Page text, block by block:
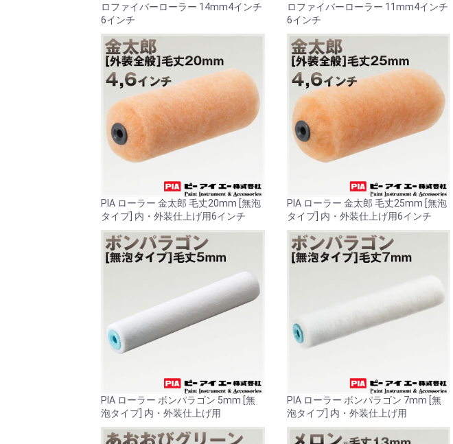
ロファイバーローラー 14mm4インチ
6インチ
ロファイバーローラー 11mm4インチ
6インチ
PIA ローラー 金太郎 毛丈20mm [無泡
タイプ] 内・外装仕上げ用6インチ
PIA ローラー 金太郎 毛丈25mm [無泡
タイプ] 内・外装仕上げ用6インチ
PIA ローラー ボンパラゴン 5mm [無
泡タイプ] 内・外装仕上げ用
PIA ローラー ボンパラゴン 7mm [無
泡タイプ] 内・外装仕上げ用